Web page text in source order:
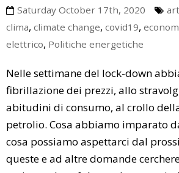
Saturday October 17th, 2020
clima, climate change, covid19,
elettrico, Politiche energetiche
Nelle settimane del lock-down
fibrillazione dei prezzi, allo
abitudini di consumo, al crollo
petrolio. Cosa abbiamo imparato
cosa possiamo aspettarci dal
queste e ad altre domande